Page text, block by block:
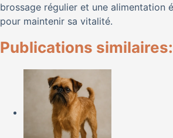
brossage régulier et une alimentation
pour maintenir sa vitalité.
Publications similaires: